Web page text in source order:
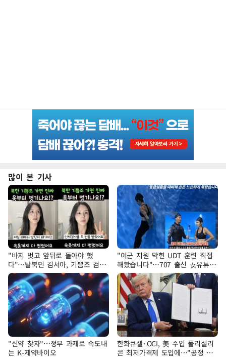
많이 본 기사
"바지 벗고 앞뒤로 돌아야 했
다"…탈북민 김서아, 기쁨조 검사
수치심 회상
"여군 지원 막힌 UDT 훈련 직접
해봤습니다"…707 출신 女유튜버
'완벽 소화'
"신약 찾자"…정부 과제로 속도내
는 K-제약바이오
한화큐셀·OCI, 美 수입 폴리실리
콘 최저가격제 도입에…"공정 경